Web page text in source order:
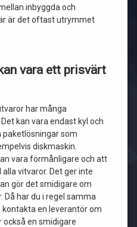
inbyggda och
är det oftast utrymmet
vara ett prisvärt
har många
kan vara endast kyl och
paketlösningar som
diskmaskin.
vara förmånligare och att
vitvaror. Det ger inte
gör det smidigare om
Då har du i regel samma
en leverantör om
en smidigare